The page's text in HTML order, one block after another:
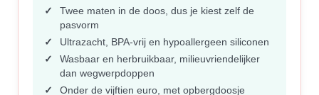
Twee maten in de doos, dus je kiest zelf de
pasvorm
Ultrazacht, BPA-vrij en hypoallergeen siliconen
Wasbaar en herbruikbaar, milieuvriendelijker
dan wegwerpdoppen
Onder de vijftien euro, met opbergdoosje